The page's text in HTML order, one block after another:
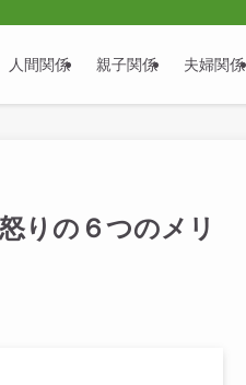
人間関係 親子関係 夫婦関係
りの６つのメリ